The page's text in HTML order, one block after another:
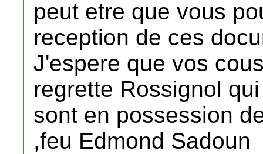
peut etre que vous
reception de ces
J'espere que vos
regrette Rossignol
sont en possession
,feu Edmond Sadoun